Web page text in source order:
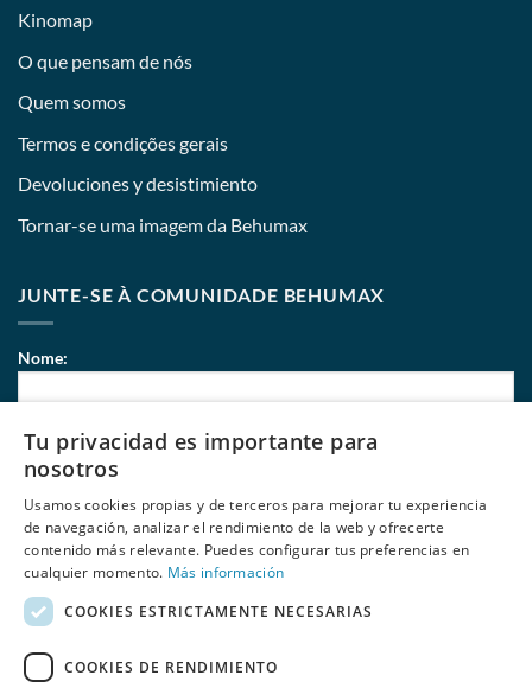
Kinomap
O que pensam de nós
Quem somos
Termos e condições gerais
Devoluciones y desistimiento
Tornar-se uma imagem da Behumax
JUNTE-SE À COMUNIDADE BEHUMAX
Nome:
Correio eletrónico:
de Behumax
Tu privacidad es importante para
nosotros
Usamos cookies propias y de terceros para mejorar tu experiencia
de navegación, analizar el rendimiento de la web y ofrecerte
contenido más relevante. Puedes configurar tus preferencias en
cualquier momento. Más información
COOKIES ESTRICTAMENTE NECESARIAS
COOKIES DE RENDIMIENTO